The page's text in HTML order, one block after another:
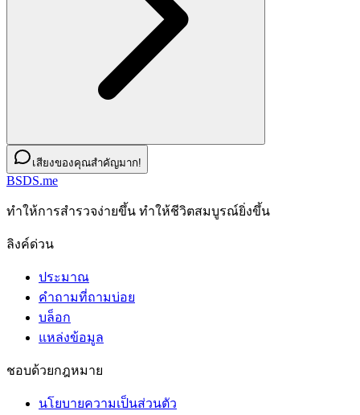
เสียงของคุณสำคัญมาก!
BSDS.me
ทําให้การสํารวจง่ายขึ้น ทําให้ชีวิตสมบูรณ์ยิ่งขึ้น
ลิงค์ด่วน
ประมาณ
คำถามที่ถามบ่อย
บล็อก
แหล่งข้อมูล
ชอบด้วยกฎหมาย
นโยบายความเป็นส่วนตัว